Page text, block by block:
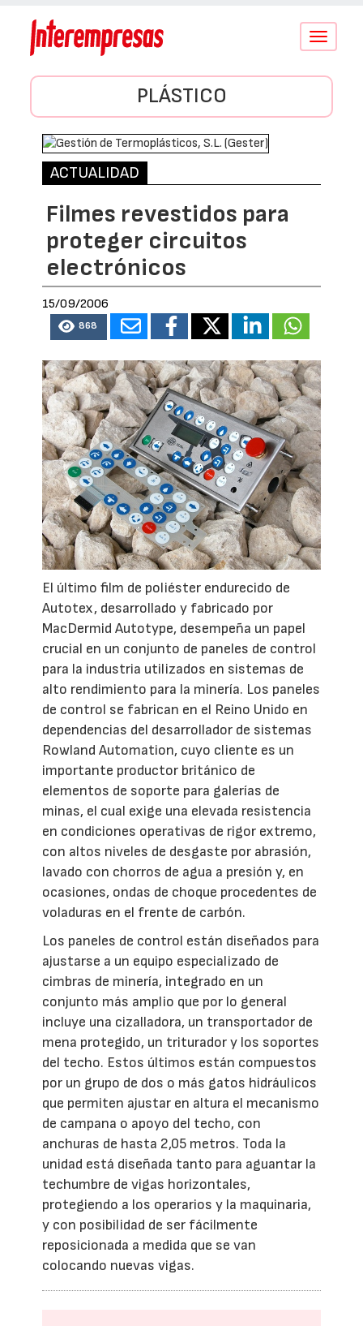
Conmutar
PLÁSTICO
ACTUALIDAD
Filmes revestidos para
proteger circuitos
electrónicos
15/09/2006
868
El último film de poliéster endurecido de
Autotex, desarrollado y fabricado por
MacDermid Autotype, desempeña un papel
crucial en un conjunto de paneles de control
para la industria utilizados en sistemas de
alto rendimiento para la minería. Los paneles
de control se fabrican en el Reino Unido en
dependencias del desarrollador de sistemas
Rowland Automation, cuyo cliente es un
importante productor británico de
elementos de soporte para galerías de
minas, el cual exige una elevada resistencia
en condiciones operativas de rigor extremo,
con altos niveles de desgaste por abrasión,
lavado con chorros de agua a presión y, en
ocasiones, ondas de choque procedentes de
voladuras en el frente de carbón.
Los paneles de control están diseñados para
ajustarse a un equipo especializado de
cimbras de minería, integrado en un
conjunto más amplio que por lo general
incluye una cizalladora, un transportador de
mena protegido, un triturador y los soportes
del techo. Estos últimos están compuestos
por un grupo de dos o más gatos hidráulicos
que permiten ajustar en altura el mecanismo
de campana o apoyo del techo, con
anchuras de hasta 2,05 metros. Toda la
unidad está diseñada tanto para aguantar la
techumbre de vigas horizontales,
protegiendo a los operarios y la maquinaria,
y con posibilidad de ser fácilmente
reposicionada a medida que se van
colocando nuevas vigas.